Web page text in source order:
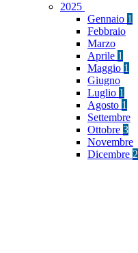
2025
Gennaio 1
Febbraio
Marzo
Aprile 1
Maggio 1
Giugno
Luglio 1
Agosto 1
Settembre
Ottobre 3
Novembre
Dicembre 2